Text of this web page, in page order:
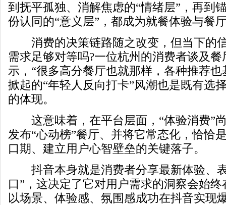
到抚平孤独、消解焦虑的“情绪层”，再到
份认同的“意义层”，都成为就餐体验与餐
消费的决策链路随之改变，但当下的
需求足够对等吗?一位杭州的消费者谈及
示，“很多高分餐厅也就那样，各种推荐
掀起的“年轻人反向打卡”风潮也是既有选
的体现。
这意味着，在平台层面，“体验消费”
发布“心动榜”餐厅、并将它常态化，恰恰
口期、建立用户心智壁垒的关键落子。
抖音本身就是消费者分享最新体验、
口”，这决定了它对用户需求的洞察会始
以场景、体验感、氛围感成功在抖音实现